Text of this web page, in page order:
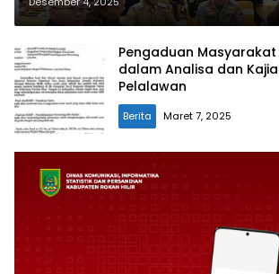
Pengaduan Masyarakat
dalam Analisa dan
Pelalawan
Berita Maret 7, 2025